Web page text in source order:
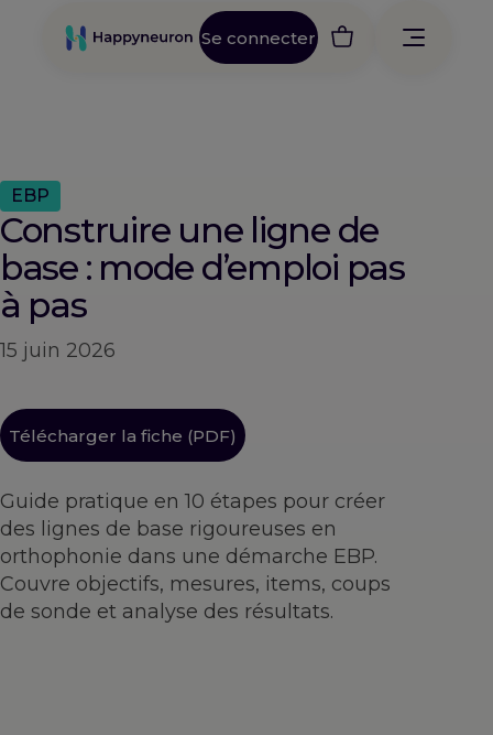
Se connecter
EBP
Construire une ligne de
base : mode d’emploi pas
à pas
15 juin 2026
Télécharger la fiche (PDF)
Guide pratique en 10 étapes pour créer
des lignes de base rigoureuses en
orthophonie dans une démarche EBP.
Couvre objectifs, mesures, items, coups
de sonde et analyse des résultats.